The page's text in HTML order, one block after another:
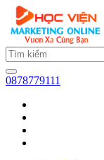
0878779111